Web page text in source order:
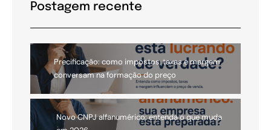
Postagem recente
Precificação: como impostos, taxas e margem
conversam na formação do preço
Novo CNPJ alfanumérico: entenda o que muda